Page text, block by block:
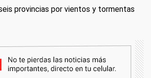
provincias por vientos y tormentas